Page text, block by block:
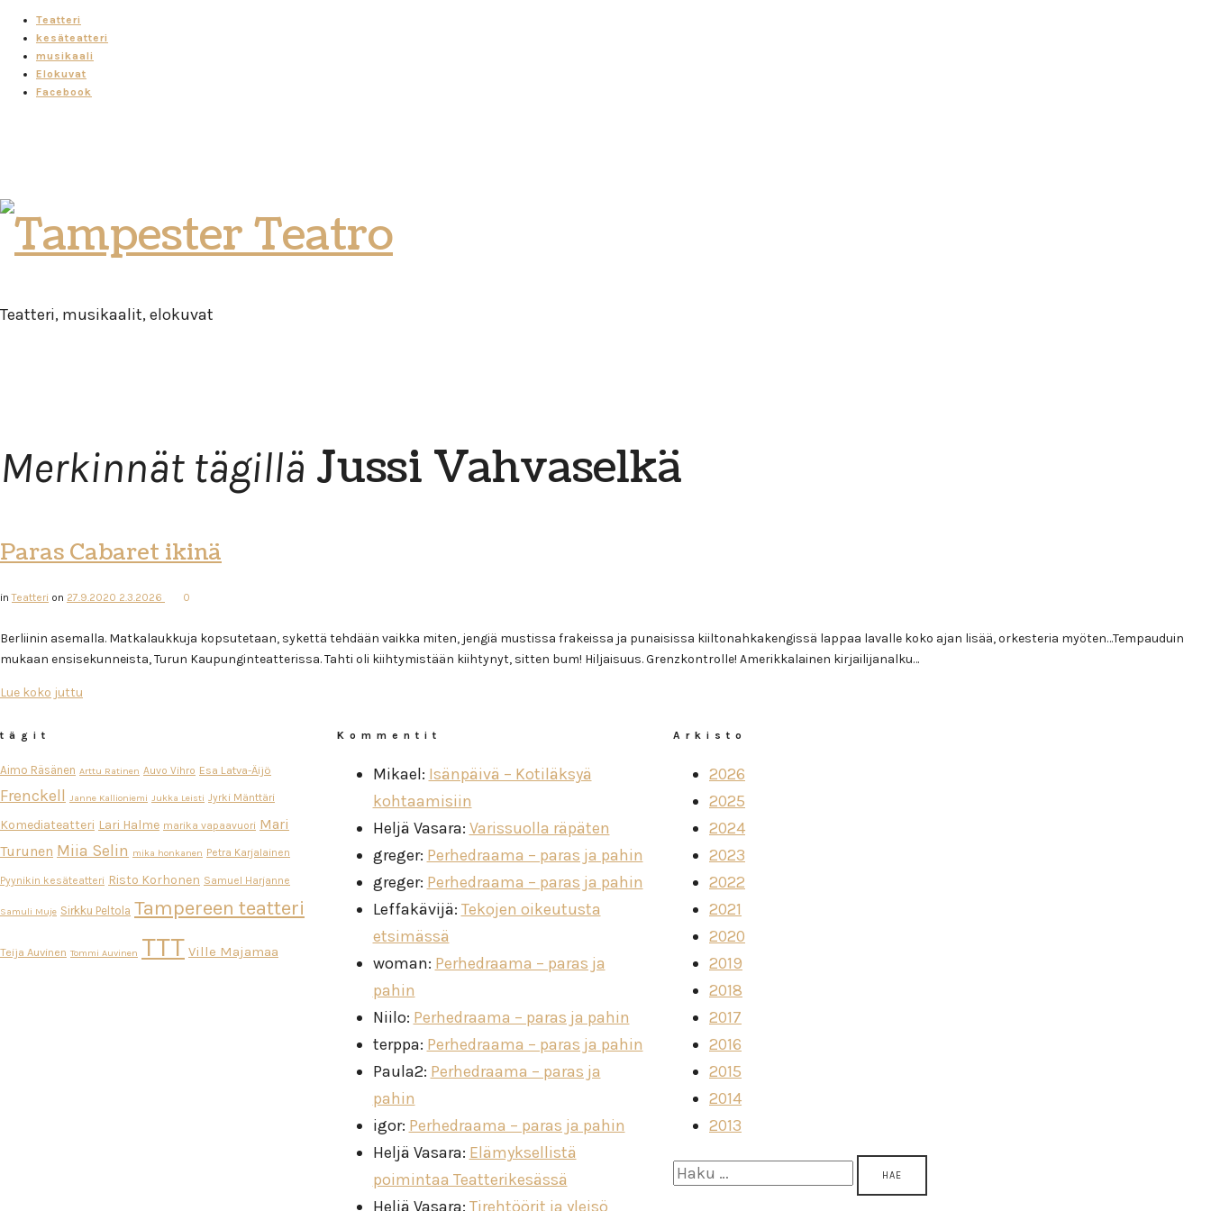
Teatteri
kesäteatteri
musikaali
Elokuvat
Facebook
Tampester
Teatro
Teatteri, musikaalit, elokuvat
Merkinnät tägillä Jussi Vahvaselkä
Paras Cabaret ikinä
inTeatteri on 27.9.2020 2.3.2026 0
Berliinin asemalla. Matkalaukkuja kopsutetaan, sykettä tehdään vaikka miten, jengiä mustissa frakeissa ja punaisissa kiiltonahkakengissä lappaa lavalle koko ajan lisää, orkesteria myöten…Tempauduin
mukaan ensisekunneista, Turun Kaupunginteatterissa. Tahti oli kiihtymistään kiihtynyt, sitten bum! Hiljaisuus. Grenzkontrolle! Amerikkalainen kirjailijanalku…
Lue koko juttu
tägit
Aimo Räsänen Arttu Ratinen Auvo Vihro Esa Latva-Äijö
Frenckell Janne Kallioniemi Jukka Leisti Jyrki Mänttäri
Komediateatteri Lari Halme marika vapaavuori Mari
Turunen Miia Selin mika honkanen Petra Karjalainen
Pyynikin kesäteatteri Risto Korhonen Samuel Harjanne
Samuli Muje Sirkku Peltola Tampereen teatteri
Teija Auvinen Tommi Auvinen TTT Ville Majamaa
Kommentit
Mikael: Isänpäivä – Kotiläksyä
kohtaamisiin
Heljä Vasara: Varissuolla räpäten
greger: Perhedraama – paras ja pahin
greger: Perhedraama – paras ja pahin
Leffakävijä: Tekojen oikeutusta
etsimässä
woman: Perhedraama – paras ja
pahin
Niilo: Perhedraama – paras ja pahin
terppa: Perhedraama – paras ja pahin
Paula2: Perhedraama – paras ja
pahin
igor: Perhedraama – paras ja pahin
Heljä Vasara: Elämyksellistä
poimintaa Teatterikesässä
Heljä Vasara: Tirehtöörit ja yleisö
Arkisto
2026
2025
2024
2023
2022
2021
2020
2019
2018
2017
2016
2015
2014
2013
Haku: